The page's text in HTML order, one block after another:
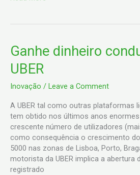
Ganhe dinheiro
UBER
Inovação / Leave a Comment
A UBER tal como outras plataformas
tem obtido nos últimos anos
crescente número de utilizadores
como consequência o crescimento
5000 nas zonas de Lisboa, Porto,
motorista da UBER implica a abertura
registrado
Ganhe
dinheiro
conduzindo
a
UBER